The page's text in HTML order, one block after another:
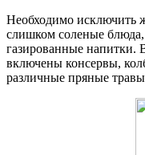
Необходимо исключить
слишком соленые
газированные напитки.
включены консервы,
различные пряные